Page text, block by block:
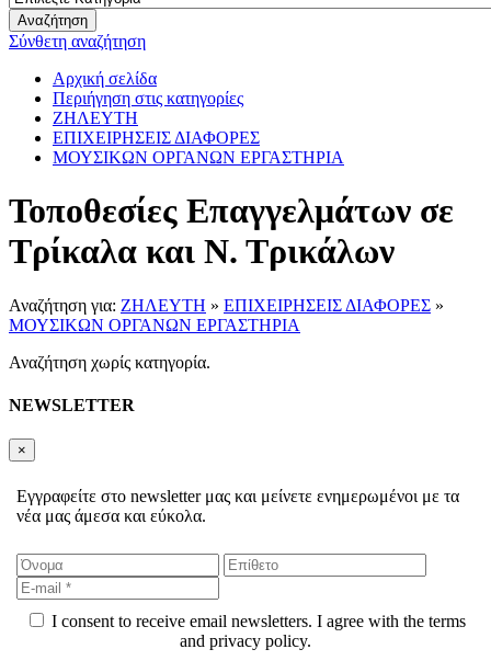
Αναζήτηση
Σύνθετη αναζήτηση
Αρχική σελίδα
Περιήγηση στις κατηγορίες
ΖΗΛΕΥΤΗ
ΕΠΙΧΕΙΡΗΣΕΙΣ ΔΙΑΦΟΡΕΣ
ΜΟΥΣΙΚΩΝ ΟΡΓΑΝΩΝ ΕΡΓΑΣΤΗΡΙΑ
Τοποθεσίες Επαγγελμάτων σε
Τρίκαλα και Ν. Τρικάλων
Αναζήτηση για: ΖΗΛΕΥΤΗ » ΕΠΙΧΕΙΡΗΣΕΙΣ ΔΙΑΦΟΡΕΣ »
ΜΟΥΣΙΚΩΝ ΟΡΓΑΝΩΝ ΕΡΓΑΣΤΗΡΙΑ
Αναζήτηση χωρίς κατηγορία.
NEWSLETTER
×
Εγγραφείτε στο newsletter μας και μείνετε ενημερωμένοι με τα
νέα μας άμεσα και εύκολα.
I consent to receive email newsletters. I agree with the terms
and privacy policy.